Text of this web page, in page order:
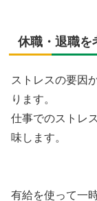
休職・退職を
ストレスの要因
ります。
仕事でのストレ
味します。
有給を使って一